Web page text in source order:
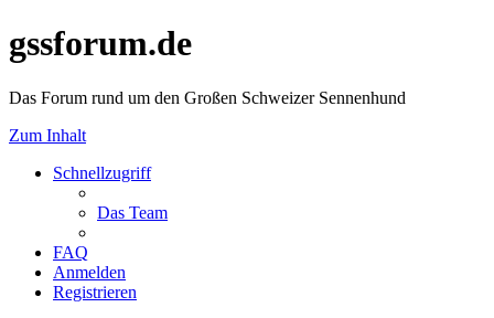
gssforum.de
Das Forum rund um den Großen Schweizer Sennenhund
Zum Inhalt
Schnellzugriff
Das Team
FAQ
Anmelden
Registrieren